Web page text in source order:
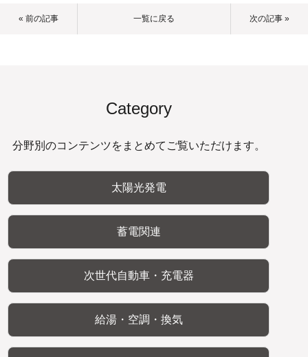
« 前の記事 一覧に戻る 次の記事 »
Category
分野別のコンテンツをまとめてご覧いただけます。
太陽光発電
蓄電関連
次世代自動車・充電器
給湯・空調・換気